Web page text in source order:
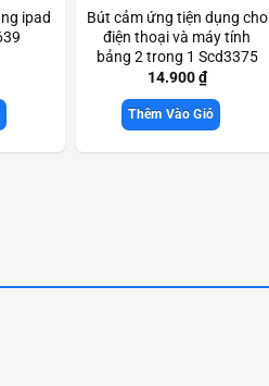
ipad
Bút cảm ứng tiện dụng cho
điện thoại và máy tính
bảng 2 trong 1 Scd3375
14.900₫
Thêm Vào Giỏ